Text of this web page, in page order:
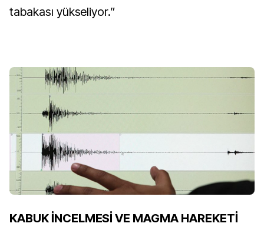
tabakası yükseliyor.”
KABUK İNCELMESİ VE MAGMA HAREKETİ